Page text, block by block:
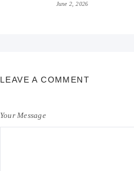
June 2, 2026
LEAVE A COMMENT
Your Message